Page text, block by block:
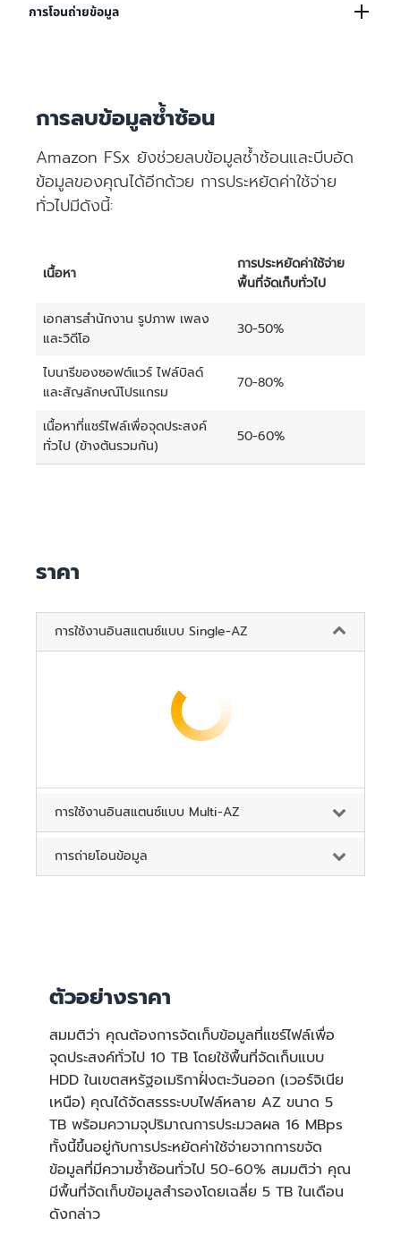
ราคาสำหรับการถ่ายโอนข้อมูลระหว่าง AZ สำหรับการ
จำลองแบบข้อมูลจะรวมอยู่ในราคาของความสามารถในการ
ถ่ายโอนข้อมูล
การสำรองข้อมูลทั้งโดยอัตโนมัติและที่เปิดใช้งานโดยผู้ใช้จะ
สามารถประหยัดค่าใช้จ่ายด้านพื้นที่จัดเก็บได้เนื่องจากไม่มี
ข้อมูลซ้ำ คุณจะต้องชำระค่าบริการสำหรับปริมาณพื้นที่จัด
เก็บข้อมูลสำรองโดยเฉลี่ยต่อเดือนในหน่วย “GB ต่อเดือน”
การโอนถ่ายข้อมูล
ระหว่าง AZ ต่างๆ หรือการเชื่อมต่อ VPC 2 ตัวเข้าด้วยกันใน
รีเจี้ยนเดียวกันจะถูกเรียกเก็บค่าบริการในอัตราสำหรับการ
โอนข้อมูลที่เกิดขึ้นสำหรับการจำลองแบบข้อมูลระหว่าง AZ
สำหรับระบบไฟล์แบบ Multi-AZ จะรวมอยู่ในราคาของความ
สามารถในการถ่ายโอนข้อมูล
ข้อมูลที่ถ่ายโอน “ออก” จาก Amazon FSx ไปยังรีเจี้ยนอื่น
(รวมถึงการคัดลอกข้อมูลสำรองระหว่างรีเจี้ยน) จะถูกเรียก
ระหว่างรีเจี้ยนโดยเฉพาะ
การลบข้อมูลซ้ำซ้อน
Amazon FSx ยังช่วยลบข้อมูลซ้ำซ้อนและบีบอัด
ข้อมูลของคุณได้อีกด้วย การประหยัดค่าใช้จ่าย
ทั่วไปมีดังนี้:
เนื้อหา
การประหยัดค่าใช้จ่าย
พื้นที่จัดเก็บทั่วไป
เอกสารสำนักงาน รูปภาพ เพลง
และวิดีโอ
30-50%
ไบนารีของซอฟต์แวร์ ไฟล์บิลด์
และสัญลักษณ์โปรแกรม
70-80%
เนื้อหาที่แชร์ไฟล์เพื่อจุดประสงค์
ทั่วไป (ข้างต้นรวมกัน)
50-60%
ราคา
การใช้งานอินสแตนซ์แบบ Single-AZ
การใช้งานอินสแตนซ์แบบ Multi-AZ
การถ่ายโอนข้อมูล
ตัวอย่างราคา
สมมติว่า คุณต้องการจัดเก็บข้อมูลที่แชร์ไฟล์เพื่อ
จุดประสงค์ทั่วไป 10 TB โดยใช้พื้นที่จัดเก็บแบบ
HDD ในเขตสหรัฐอเมริกาฝั่งตะวันออก (เวอร์จิเนีย
เหนือ) คุณได้จัดสรรระบบไฟล์หลาย AZ ขนาด 5
TB พร้อมความจุปริมาณการประมวลผล 16 MBps
ทั้งนี้ขึ้นอยู่กับการประหยัดค่าใช้จ่ายจากการขจัด
ข้อมูลที่มีความซ้ำซ้อนทั่วไป 50-60% สมมติว่า คุณ
มีพื้นที่จัดเก็บข้อมูลสำรองโดยเฉลี่ย 5 TB ในเดือน
ดังกล่าว